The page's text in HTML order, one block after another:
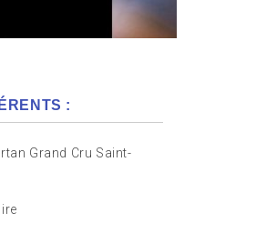
:
Grand Cru Saint-